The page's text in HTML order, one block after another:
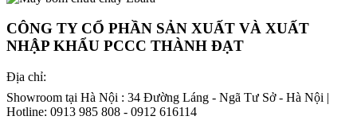
CÔNG TY CỔ PHẦN SẢN XUẤT VÀ XUẤT
NHẬP KHẨU PCCC THÀNH ĐẠT
Địa chỉ:
Showroom tại Hà Nội : 34 Đường Láng - Ngã Tư Sở - Hà Nội |
Hotline: 0913 985 808 - 0912 616114